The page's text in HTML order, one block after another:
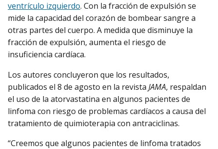
ventrículo izquierdo. Con la fracción de expulsión se
mide la capacidad del corazón de bombear sangre a
otras partes del cuerpo. A medida que disminuye la
fracción de expulsión, aumenta el riesgo de
insuficiencia cardíaca.
Los autores concluyeron que los resultados,
publicados el 8 de agosto en la revista JAMA, respaldan
el uso de la atorvastatina en algunos pacientes de
linfoma con riesgo de problemas cardíacos a causa del
tratamiento de quimioterapia con antraciclinas.
“Creemos que algunos pacientes de linfoma tratados